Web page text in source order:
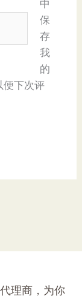
中
保
存
我
的
便下次评
理商，为你